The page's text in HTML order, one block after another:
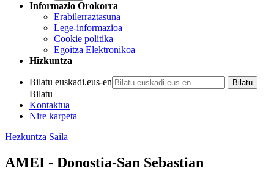
Informazio Orokorra
Erabilerraztasuna
Lege-informazioa
Cookie politika
Egoitza Elektronikoa
Hizkuntza
Bilatu euskadi.eus-en
Bilatu
Kontaktua
Nire karpeta
Hezkuntza Saila
AMEI - Donostia-San Sebastian